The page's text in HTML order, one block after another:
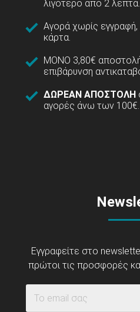
λιγότερο από 2 λεπτά.
Αγορά χωρίς εγγραφή,
κάρτα.
ΜΟΝΟ 3,80€
επιβάρυνση
ΔΩΡΕΑΝ ΑΠΟΣΤΟΛΗ
αγορές άνω των 100€.
Εγγραφείτε στο
πρώτοι τις προσφορές